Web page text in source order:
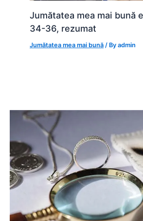
Jumătatea mea mai bună
34-36, rezumat
Jumătatea mea mai bună / Byadmin